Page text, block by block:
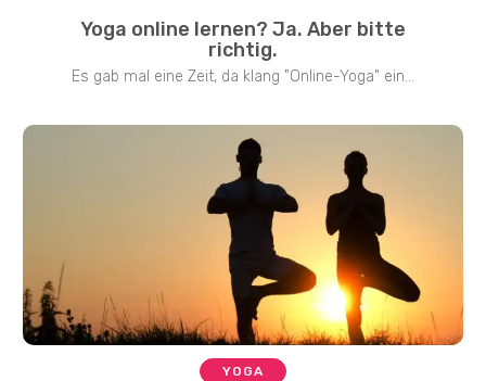
Yoga online lernen? Ja. Aber bitte
richtig.
Es gab mal eine Zeit, da klang "Online-Yoga" ein...
YOGA